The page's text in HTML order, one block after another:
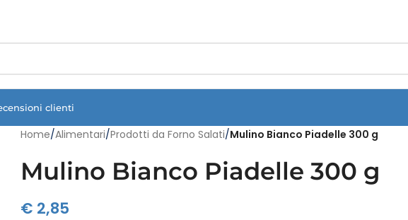
clienti
Home/Alimentari/Prodotti da Forno Salati/Mulino Bianco Piadelle 300 g
Mulino Bianco Piadelle 300 g
€ 2,85